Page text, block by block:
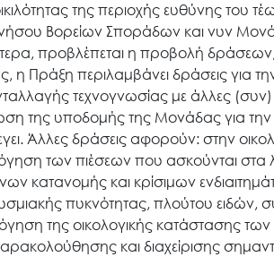
της περιοχής ευθύνης του
Βορείων Σποράδων και νυν
προβλέπεται η προβολή
η Πράξη περιλαμβάνει δράσεις
τεχνογνωσίας με άλλες
της υποδομής της Μονάδας για
Άλλες δράσεις αφορούν: στην
των πιέσεων που ασκούνται
κατανομής και κρίσιμων
πυκνότητας, πλούτου ειδών,
της οικολογικής κατάστασης
και διαχείρισης